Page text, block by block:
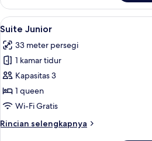
Kamar
Deluks,
1
tidur,
pemandangan
kota
Lihat
semua
foto
untuk
Suite
Junior
3
Suite Junior
33 meter persegi
1 kamar tidur
Kapasitas 3
1 queen
Wi-Fi Gratis
Rincian selengkapnya
Rincian